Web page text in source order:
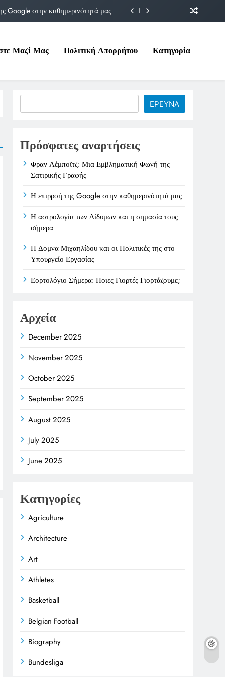
Google στην καθημερινότητά μας
της στο Υπουργείο Εργασίας
Google στην καθημερινότητά μας
και η σημασία τους σήμερα
Μαζί Μας Πολιτική Απορρήτου Κατηγορία
ΕΡΕΥΝΑ
Πρόσφατες αναρτήσεις
Φραν Λέμποϊτζ: Μια Εμβληματική Φωνή της
Σατιρικής Γραφής
Η επιρροή της Google στην καθημερινότητά μας
Η αστρολογία των Δίδυμων και η σημασία τους
σήμερα
Η Δομνα Μιχαηλίδου και οι Πολιτικές της στο
Υπουργείο Εργασίας
Εορτολόγιο Σήμερα: Ποιες Γιορτές Γιορτάζουμε;
Αρχεία
December 2025
November 2025
October 2025
September 2025
August 2025
July 2025
June 2025
Κατηγορίες
Agriculture
Architecture
Art
Athletes
Basketball
Belgian Football
Biography
Bundesliga